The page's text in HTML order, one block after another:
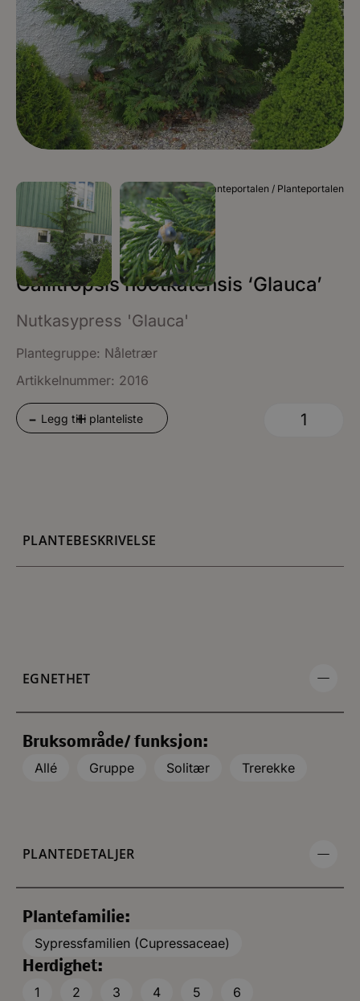
Foto Planteportalen / Planteportalen
Callitropsis nootkatensis ‘Glauca’
Nutkasypress 'Glauca'
Plantegruppe: Nåletrær
Artikkelnummer: 2016
- +
Legg til i planteliste
PLANTEBESKRIVELSE
EGNETHET
Bruksområde/ funksjon:
Allé
Gruppe Solitær Trerekke
PLANTEDETALJER
Plantefamilie:
Sypressfamilien (Cupressaceae)
Herdighet:
1
2 3 4 5
6